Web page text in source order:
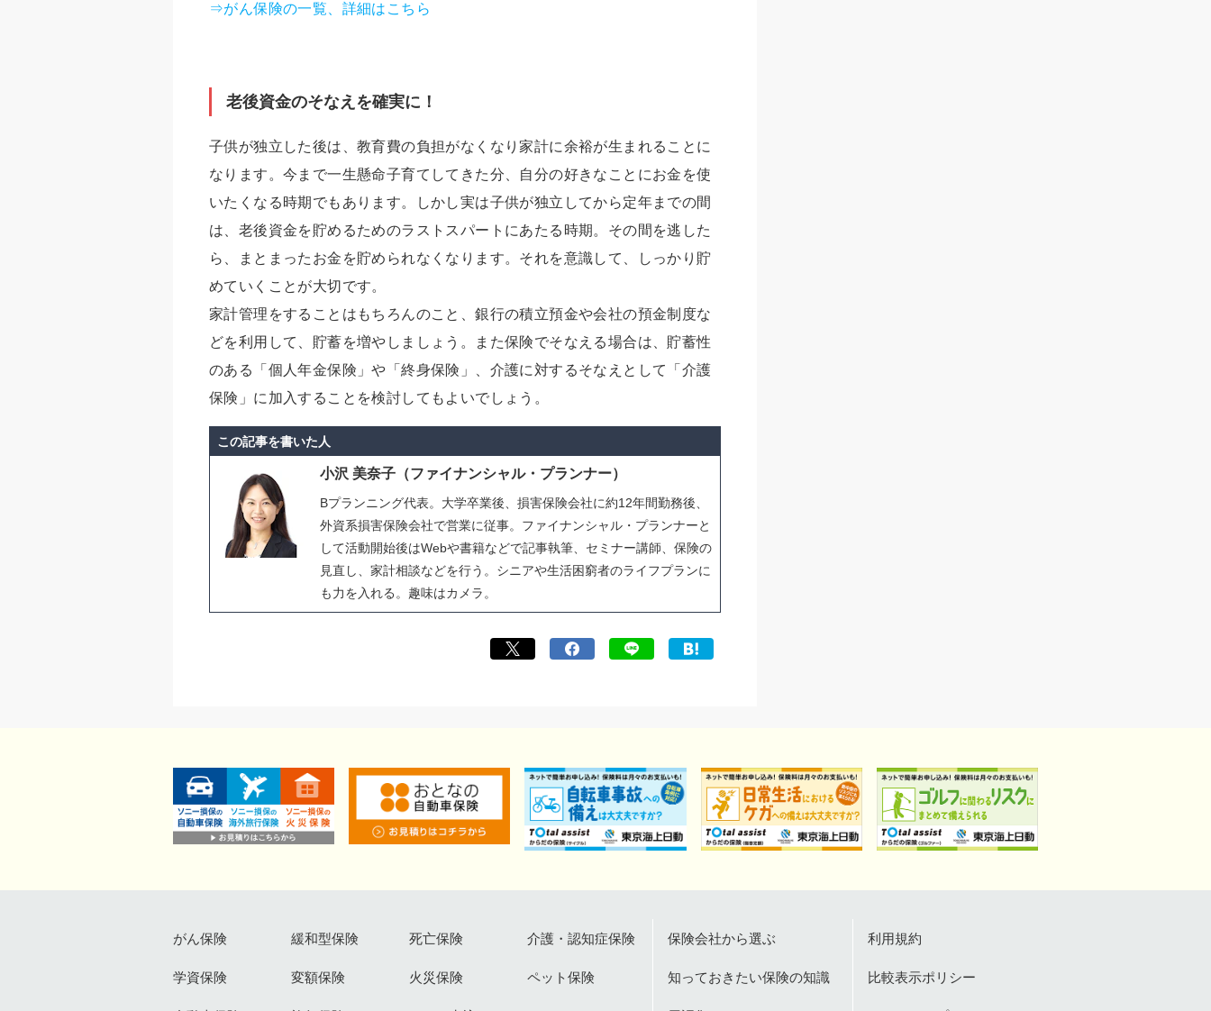
⇒がん保険の一覧、詳細はこちら
老後資金のそなえを確実に！
子供が独立した後は、教育費の負担がなくなり家計に余裕が生まれることに
なります。今まで一生懸命子育てしてきた分、自分の好きなことにお金を使
いたくなる時期でもあります。しかし実は子供が独立してから定年までの間
は、老後資金を貯めるためのラストスパートにあたる時期。その間を逃した
ら、まとまったお金を貯められなくなります。それを意識して、しっかり貯
めていくことが大切です。
家計管理をすることはもちろんのこと、銀行の積立預金や会社の預金制度な
どを利用して、貯蓄を増やしましょう。また保険でそなえる場合は、貯蓄性
のある「個人年金保険」や「終身保険」、介護に対するそなえとして「介護
保険」に加入することを検討してもよいでしょう。
この記事を書いた人
小沢 美奈子（ファイナンシャル・プランナー）
Bプランニング代表。大学卒業後、損害保険会社に約12年間勤務後、
外資系損害保険会社で営業に従事。ファイナンシャル・プランナーと
して活動開始後はWebや書籍などで記事執筆、セミナー講師、保険の
見直し、家計相談などを行う。シニアや生活困窮者のライフプランに
も力を入れる。趣味はカメラ。
がん保険 緩和型保険 死亡保険 介護・認知症保険
学資保険 変額保険 火災保険 ペット保険
保険会社から選ぶ
知っておきたい保険の知識
利用規約
比較表示ポリシー